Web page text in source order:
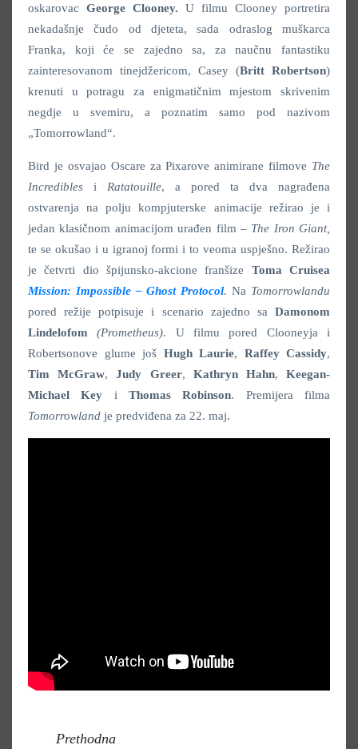
oskarovac George Clooney. U filmu Clooney portretira
nekadašnje čudo od djeteta, sada odraslog muškarca
Franka, koji će se zajedno sa, za naučnu fantastiku
zainteresovanom tinejdžericom, Casey (Britt Robertson)
krenuti u potragu za enigmatičnim mjestom skrivenim
negdje u svemiru, a poznatim samo pod nazivom
„Tomorrowland“.
Bird je osvajao Oscare za Pixarove animirane filmove The
Incredibles i Ratatouille, a pored ta dva nagrađena
ostvarenja na polju kompjuterske animacije režirao je i
jedan klasičnom animacijom urađen film – The Iron Giant,
te se okušao i u igranoj formi i to veoma uspješno. Režirao
je četvrti dio špijunsko-akcione franšize Toma Cruisea
Mission: Impossible – Ghost Protocol.Na Tomorrowlandu
pored režije potpisuje i scenario zajedno sa Damonom
Lindelofom
(Prometheus). U filmu pored Clooneyja i
Robertsonove glume još Hugh Laurie, Raffey Cassidy,
Tim McGraw,Judy Greer, Kathryn Hahn,Keegan-
Michael Key iThomas Robinson.
Premijera filma
Tomorrowland je predviđena za 22. maj.
Prethodna